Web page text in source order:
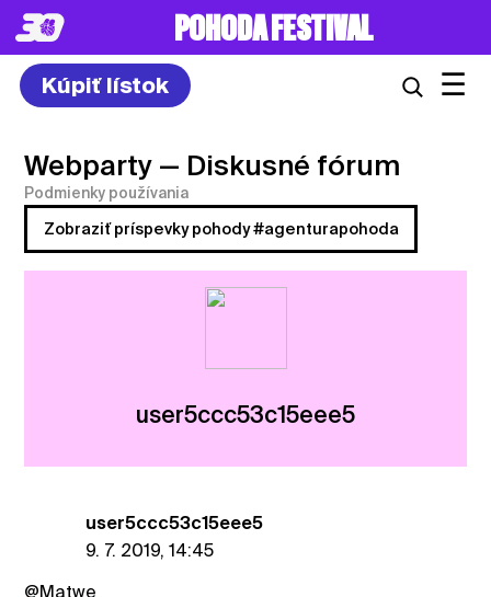
POHODA FESTIVAL
Kúpiť lístok ☰
Webparty — Diskusné fórum
Podmienky používania
Zobraziť príspevky pohody #agenturapohoda
user5ccc53c15eee5
user5ccc53c15eee5
9. 7. 2019, 14:45
@Matwe